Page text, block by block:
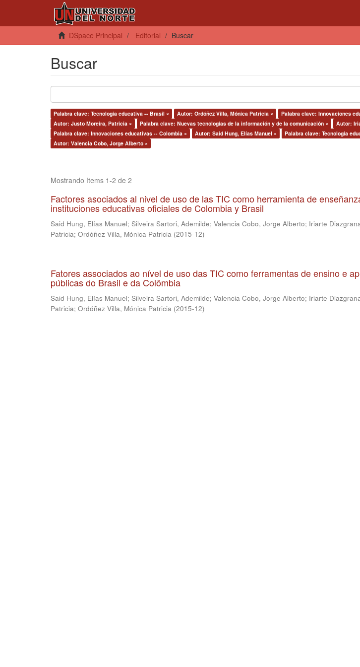
DSpace Principal Editorial Buscar
Buscar
Palabra clave: Tecnología educativa -- Brasil × Autor: Ordóñez Villa, Mónica Patricia ×
Palabra clave: Innovaciones
Autor: Justo Moreira, Patricia ×
Palabra clave: Nuevas tecnologías de la información y de la comunicación ×
Autor:
Palabra clave: Innovaciones educativas -- Colombia ×
Autor: Said Hung, Elías Manuel ×
Palabra clave: Tecnología
Autor: Valencia Cobo, Jorge Alberto ×
Mostrando ítems 1-2 de 2
Factores asociados al nivel de uso de las TIC como herramienta de
instituciones educativas oficiales de Colombia y Brasil
Said Hung, Elías Manuel; Silveira Sartori, Ademilde; Valencia Cobo, Jorge Alberto; Iriarte
Patricia; Ordóñez Villa, Mónica Patricia (2015-12)
Fatores associados ao nível de uso das TIC como ferramentas de ensino e
públicas do Brasil e da Colômbia
Said Hung, Elías Manuel; Silveira Sartori, Ademilde; Valencia Cobo, Jorge Alberto; Iriarte
Patricia; Ordóñez Villa, Mónica Patricia (2015-12)